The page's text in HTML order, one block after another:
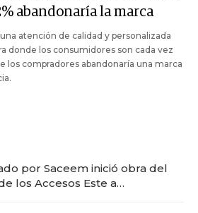
abandonaría la marca
atención de calidad y personalizada
donde los consumidores son cada vez
los compradores abandonaría una marca
por Saceem inició obra del
los Accesos Este a